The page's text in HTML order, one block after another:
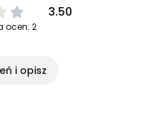
3.50
ocen: 2
i opisz